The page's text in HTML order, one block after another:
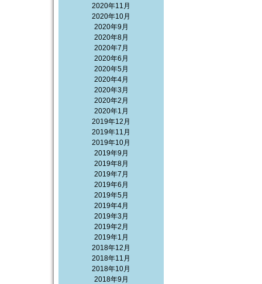
2020年11月
2020年10月
2020年9月
2020年8月
2020年7月
2020年6月
2020年5月
2020年4月
2020年3月
2020年2月
2020年1月
2019年12月
2019年11月
2019年10月
2019年9月
2019年8月
2019年7月
2019年6月
2019年5月
2019年4月
2019年3月
2019年2月
2019年1月
2018年12月
2018年11月
2018年10月
2018年9月